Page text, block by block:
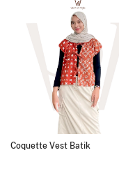
Coquette Vest Batik